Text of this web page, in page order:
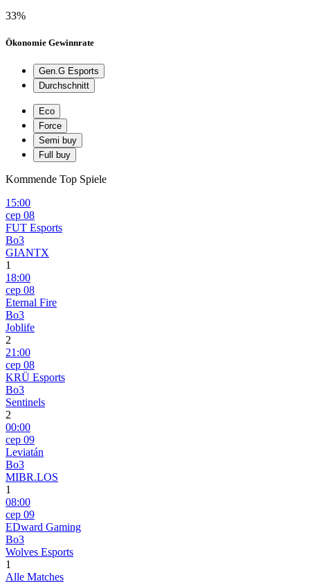
33%
Ökonomie Gewinnrate
Gen.G Esports
Durchschnitt
Eco
Force
Semi buy
Full buy
Kommende Top Spiele
15:00
сер 08
FUT Esports
Bo3
GIANTX
1
18:00
сер 08
Eternal Fire
Bo3
Joblife
2
21:00
сер 08
KRÜ Esports
Bo3
Sentinels
2
00:00
сер 09
Leviatán
Bo3
MIBR.LOS
1
08:00
сер 09
EDward Gaming
Bo3
Wolves Esports
1
Alle Matches